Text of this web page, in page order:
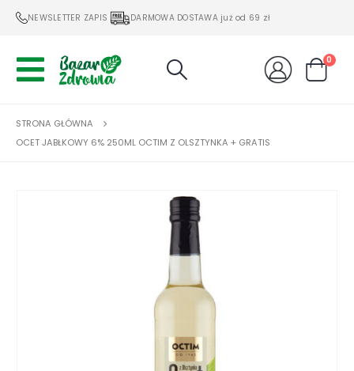
NEWSLETTER ZAPIS DARMOWA DOSTAWA już od 69 zł
0
STRONA GŁÓWNA
OCET JABŁKOWY 6% 250ML OCTIM Z OLSZTYNKA + GRATIS